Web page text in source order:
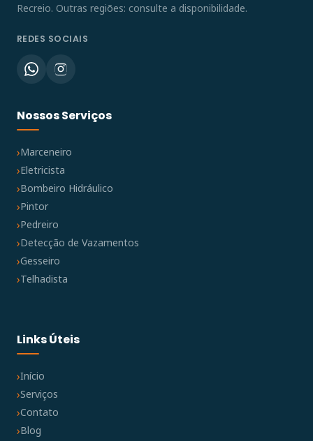
Recreio. Outras regiões: consulte a disponibilidade.
REDES SOCIAIS
Nossos Serviços
Marceneiro
Eletricista
Bombeiro Hidráulico
Pintor
Pedreiro
Detecção de Vazamentos
Gesseiro
Telhadista
Links Úteis
Início
Serviços
Contato
Blog